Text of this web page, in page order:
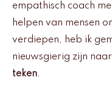
empathisch coach
helpen van mensen
verdiepen, heb ik
nieuwsgierig zijn
teken.